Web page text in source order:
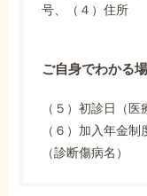
号、（４）住所
ご自身でわかる
（５）初診日（
（６）加入年金
（診断傷病名）